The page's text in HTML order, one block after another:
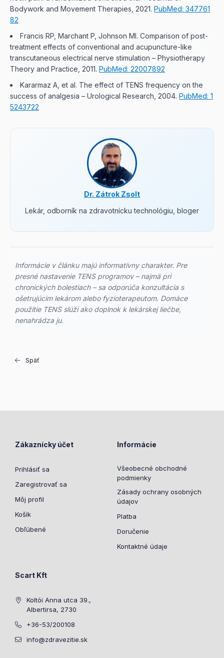
Bodywork and Movement Therapies, 2021. PubMed: 347761
82
Francis RP, Marchant P, Johnson MI. Comparison of post-
treatment effects of conventional and acupuncture-like
transcutaneous electrical nerve stimulation – Physiotherapy
Theory and Practice, 2011. PubMed: 22007892
Kararmaz A, et al. The effect of TENS frequency on the
success of analgesia – Urological Research, 2004. PubMed: 1
5243722
Dr. Zátrok Zsolt
Lekár, odborník na zdravotnícku technológiu, bloger
Informácie v článku majú informatívny charakter. Pre
presné nastavenie TENS programov – najmä pri
chronických bolestiach – sa odporúča konzultácia s
ošetrujúcim lekárom alebo fyzioterapeutom. Domáce
použitie TENS slúži ako doplnok k lekárskej liečbe,
nenahrádza ju.
Späť
Zákaznícky účet
Prihlásiť sa
Zaregistrovať sa
Môj profil
Košík
Obľúbené
Informácie
Všeobecné obchodné
podmienky
Zásady ochrany osobných
údajov
Platba
Doručenie
Kontaktné údaje
Scart Kft
Koltói Anna utca 39.,
Albertirsa, 2730
+36-53/200108
info@zdravezitie.sk